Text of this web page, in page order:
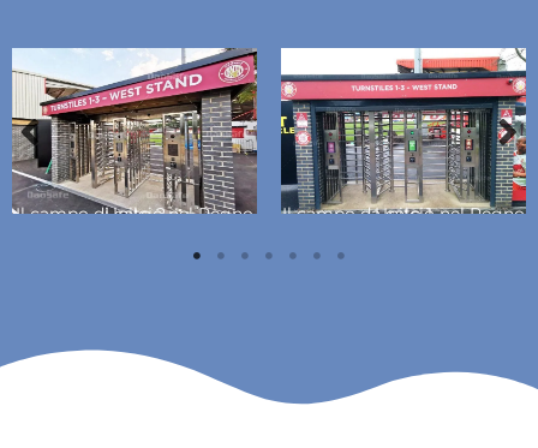
Il campo di calcio nel Regno Unito 2 Il campo da calcio nel Regno Unito 1